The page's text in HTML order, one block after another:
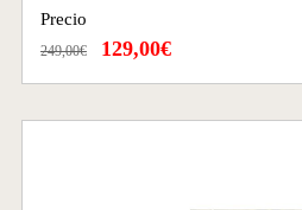
Precio
249,00€ 129,00€